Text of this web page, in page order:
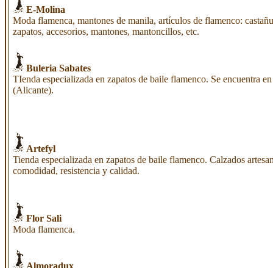
E-Molina
Moda flamenca, mantones de manila, artículos de flamenco:
zapatos, accesorios, mantones, mantoncillos, etc.
Buleria Sabates
TIenda especializada en zapatos de baile flamenco. Se encuentra
(Alicante).
Artefyl
Tienda especializada en zapatos de baile flamenco. Calzados
comodidad, resistencia y calidad.
Flor Sali
Moda flamenca.
Almoradux